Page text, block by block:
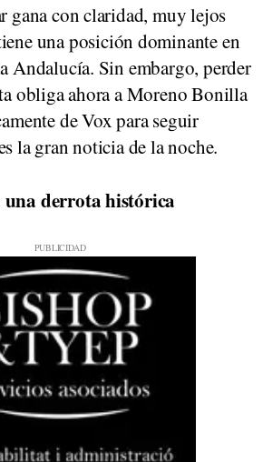
gana con claridad, muy lejos
una posición dominante en
Andalucía. Sin embargo, perder
obliga ahora a Moreno Bonilla
de Vox para seguir
la gran noticia de la noche.
una derrota histórica